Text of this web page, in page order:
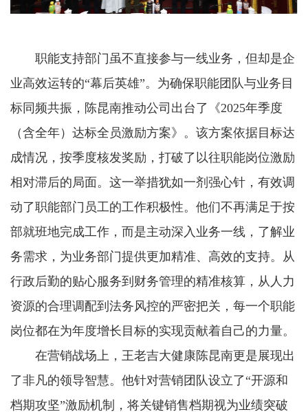
职能支持部门虽不直接参与一线业务，但却是企
业高效运转的“幕后英雄”。为确保职能团队与业务目
标同频共振，陈昆南推动公司出台了《2025年季度
（含全年）达标全员激励方案》。该方案依据目标达
成情况，按季度核发奖励，打破了以往职能岗位激励
相对滞后的局面。这一举措犹如一剂强心针，有效调
动了职能部门员工的工作积极性。他们不再满足于按
部就班地完成工作，而是主动深入业务一线，了解业
务需求，为业务部门提供更加精准、高效的支持。从
行政后勤的贴心服务到财务管理的精准核算，从人力
资源的合理调配到法务风控的严密把关，每一个职能
岗位都在为年度增长目标的实现贡献着自己的力量。
在营销战场上，王老吉大健康陈昆南更是展现出
了非凡的领导智慧。他针对营销团队设立了“开源和
档期攻坚”激励机制，将关键销售档期视为业绩突破